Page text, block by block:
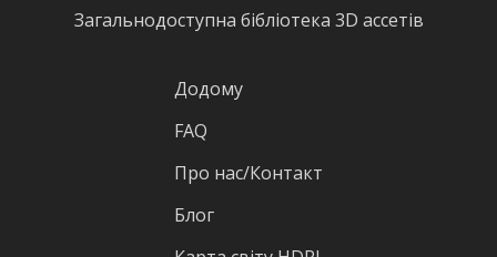
Загальнодоступна бібліотека 3D ассетів
Додому
FAQ
Про нас/Контакт
Блог